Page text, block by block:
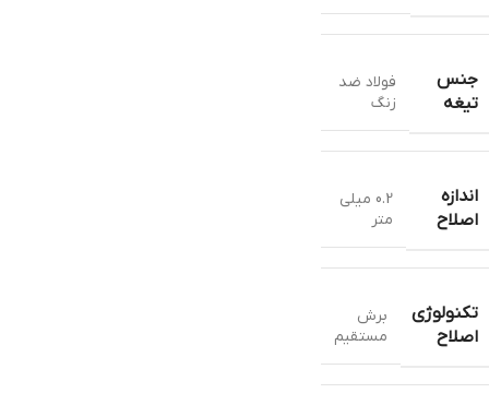
جنس
تیغه
فولاد ضد
زنگ
اندازه
اصلاح
0.2 میلی
متر
تکنولوژی
اصلاح
برش
مستقیم